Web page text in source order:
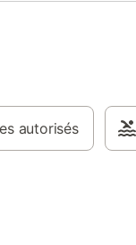
autorisés